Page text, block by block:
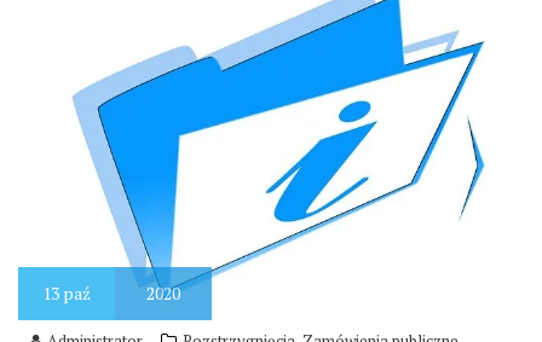
13 paź 2020